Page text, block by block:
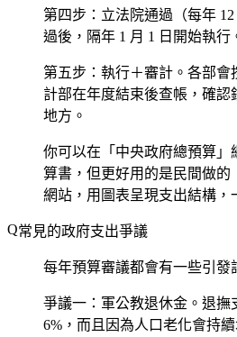
第四步：立法院通過 （每年
過後，隔年 1 月 1 日開始執行
第五步：執行＋審計 。各部
計部在年度結束後查帳，確認
地方。
你可以在「中央政府總預算」
算書，但更好用的是民間做的
網站，用圖表呈現支出結構，
常見的政府支出爭議
每年預算審議都會有一些引發
爭議一：軍公教退休金 。退撫
6%，而且因為人口老化會持